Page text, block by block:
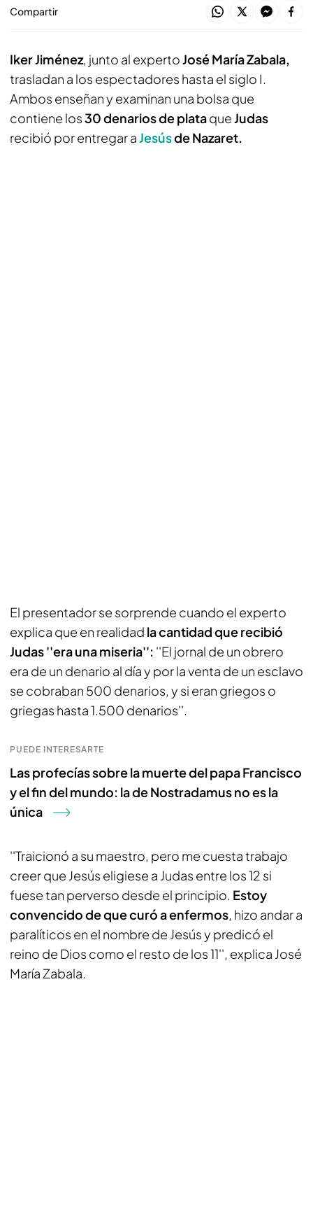
Compartir
Iker Jiménez, junto al expertoJosé María Zabala,
trasladan a los espectadores hasta el siglo I.
Ambos enseñan y examinan una bolsa que
contiene los30 denarios de plataqueJudas
recibió por entregar aJesúsde Nazaret.
El presentador se sorprende cuando el experto
explica que en realidad la cantidad que recibió
Judas ''era una miseria'': ''El jornal de un obrero
era de un denario al día y por la venta de un esclavo
se cobraban 500 denarios, y si eran griegos o
griegas hasta 1.500 denarios''.
PUEDE INTERESARTE
Las profecías sobre la muerte del papa Francisco
y el fin del mundo: la de Nostradamus no es la
única
''Traicionó a su maestro, pero me cuesta trabajo
creer que Jesús eligiese a Judas entre los 12 si
fuese tan perverso desde el principio. Estoy
convencido de que curó a enfermos, hizo andar a
paralíticos en el nombre de Jesús y predicó el
reino de Dios como el resto de los 11'', explica José
María Zabala.